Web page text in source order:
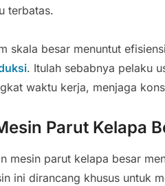
terbatas.
skala besar menuntut
. Itulah sebabnya pelaku
waktu kerja, menjaga
Parut Kelapa
mesin parut kelapa besar
ini dirancang khusus untuk